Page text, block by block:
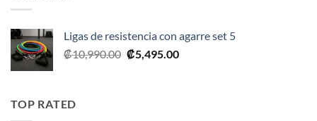
Ligas de resistencia con agarre set 5
₡10,990.00 El
₡5,495.00El
TOP RATED